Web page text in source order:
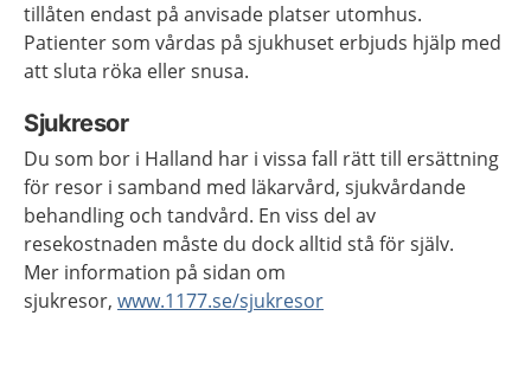
tillåten endast på anvisade platser utomhus.
Patienter som vårdas på sjukhuset erbjuds hjälp med
att sluta röka eller snusa.
Sjukresor
Du som bor i Halland har i vissa fall rätt till ersättning
för resor i samband med läkarvård, sjukvårdande
behandling och tandvård. En viss del av
resekostnaden måste du dock alltid stå för själv.
Mer information på sidan om
sjukresor, www.1177.se/sjukresor